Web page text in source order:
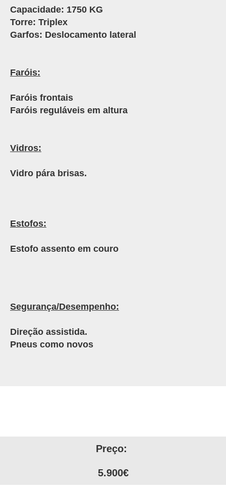
Capacidade: 1750 KG
Torre: Triplex
Garfos: Deslocamento lateral
Faróis:
Faróis frontais
Faróis reguláveis em altura
Vidros:
Vidro pára brisas.
Estofos:
Estofo assento em couro
Segurança/Desempenho:
Direção assistida.
Pneus como novos
Preço:
5.900€